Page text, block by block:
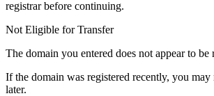
registrar before continuing.
Not Eligible for Transfer
The domain you entered does not appear to be
If the domain was registered recently, you may
later.